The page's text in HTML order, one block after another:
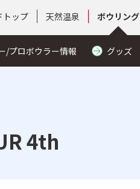
トップ 天然温泉 ボウリング
/プロボウラー情報 グッズ
4th